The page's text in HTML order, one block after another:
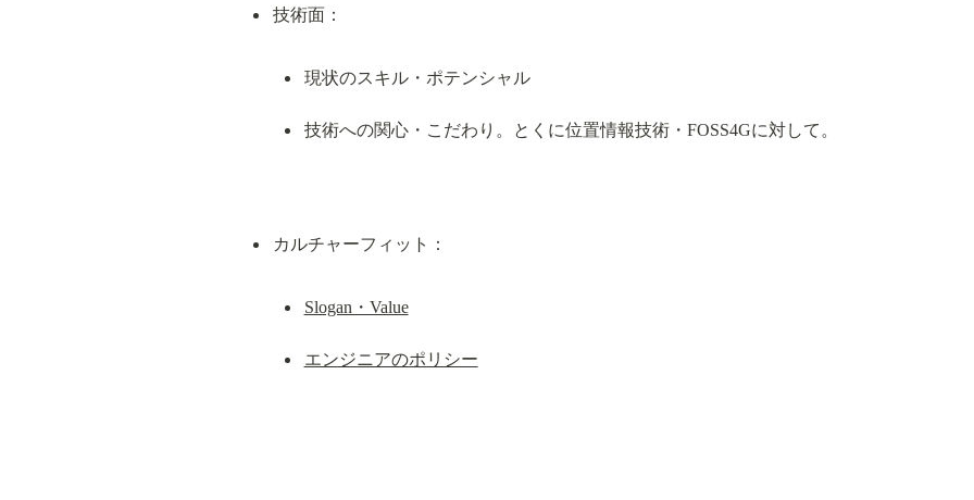
現状のスキル・ポテンシャル
技術への関心・こだわり。とくに位置情報技術・FOSS4Gに対して。
Slogan・Value
エンジニアのポリシー